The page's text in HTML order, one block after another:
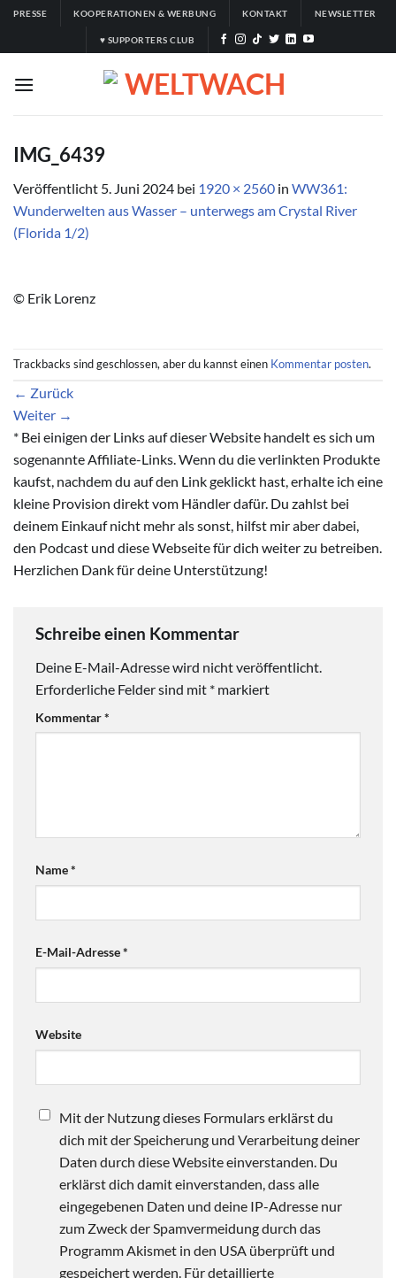
Zum
springen
PRESSE KOOPERATIONEN & WERBUNG KONTAKT NEWSLETTER
♥ SUPPORTERS CLUB
IMG_6439
Veröffentlicht 5. Juni 2024 bei 1920 × 2560 in WW361:
Wunderwelten aus Wasser – unterwegs am Crystal River
(Florida 1/2)
© Erik Lorenz
Trackbacks sind geschlossen, aber du kannst einen Kommentar posten.
← Zurück
Weiter →
* Bei einigen der Links auf dieser Website handelt es sich um
sogenannte Affiliate-Links. Wenn du die verlinkten Produkte
kaufst, nachdem du auf den Link geklickt hast, erhalte ich eine
kleine Provision direkt vom Händler dafür. Du zahlst bei
deinem Einkauf nicht mehr als sonst, hilfst mir aber dabei,
den Podcast und diese Webseite für dich weiter zu betreiben.
Herzlichen Dank für deine Unterstützung!
Schreibe einen Kommentar
Deine E-Mail-Adresse wird nicht veröffentlicht.
Erforderliche Felder sind mit * markiert
Kommentar*
Name*
E-Mail-Adresse*
Website
Mit der Nutzung dieses Formulars erklärst du
dich mit der Speicherung und Verarbeitung deiner
Daten durch diese Website einverstanden. Du
erklärst dich damit einverstanden, dass alle
eingegebenen Daten und deine IP-Adresse nur
zum Zweck der Spamvermeidung durch das
Programm Akismet in den USA überprüft und
gespeichert werden. Für detaillierte